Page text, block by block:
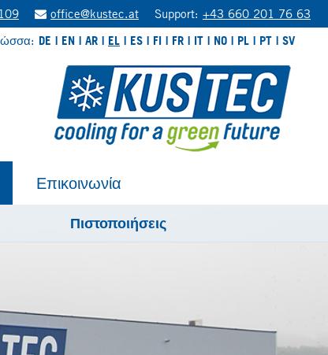
office@kustec.at Support: +43 660 201 76 63
DE EN AR EL ES FI FR IT NO PL PT SV
Επικοινωνία
Πιστοποιήσεις